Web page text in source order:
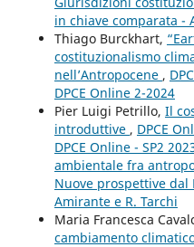
in chiave comparata -
Thiago Burckhart,
costituzionalismo
nell’Antropocene ,
DPCE Online 2-2024
Pier Luigi Petrillo, Il
introduttive , DPCE
DPCE Online - SP2
ambientale fra
Nuove prospettive dal
Amirante e R. Tarchi
Maria Francesca
cambiamento